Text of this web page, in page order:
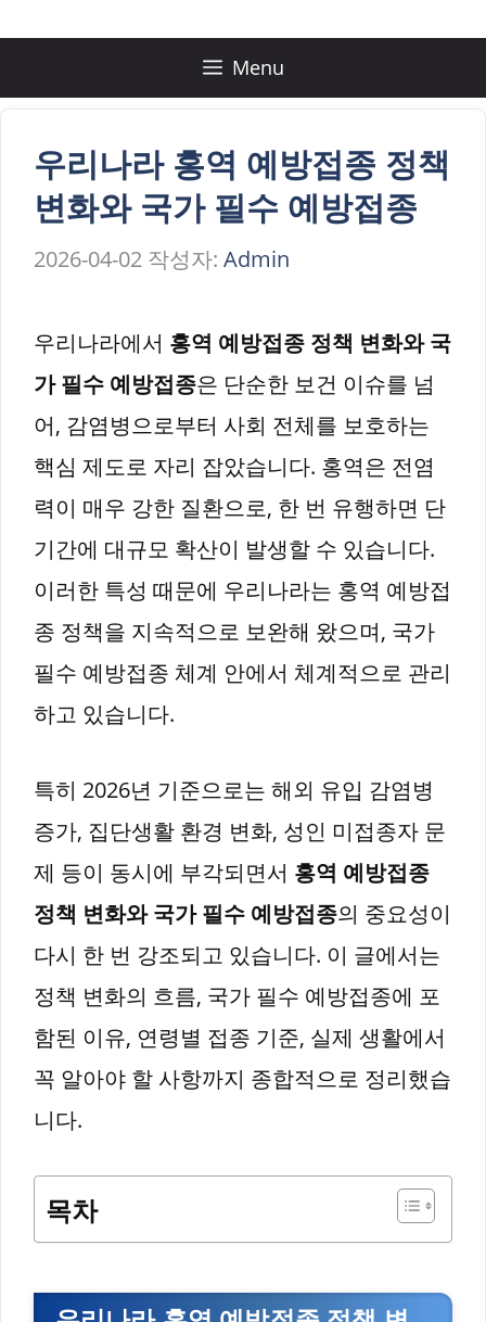
츠
Menu
우리나라 홍역 예방접종 정책
변화와 국가 필수 예방접종
2026-04-02 작성자: Admin
우리나라에서 홍역 예방접종 정책 변화와 국
가 필수 예방접종은 단순한 보건 이슈를 넘
어, 감염병으로부터 사회 전체를 보호하는
핵심 제도로 자리 잡았습니다. 홍역은 전염
력이 매우 강한 질환으로, 한 번 유행하면 단
기간에 대규모 확산이 발생할 수 있습니다.
이러한 특성 때문에 우리나라는 홍역 예방접
종 정책을 지속적으로 보완해 왔으며, 국가
필수 예방접종 체계 안에서 체계적으로 관리
하고 있습니다.
특히 2026년 기준으로는 해외 유입 감염병
증가, 집단생활 환경 변화, 성인 미접종자 문
제 등이 동시에 부각되면서 홍역 예방접종
정책 변화와 국가 필수 예방접종의 중요성이
다시 한 번 강조되고 있습니다. 이 글에서는
정책 변화의 흐름, 국가 필수 예방접종에 포
함된 이유, 연령별 접종 기준, 실제 생활에서
꼭 알아야 할 사항까지 종합적으로 정리했습
니다.
목차